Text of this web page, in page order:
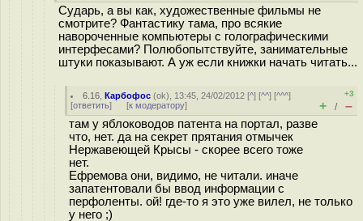
Сударь, а вы как, художественные фильмы не
смотрите? Фантастику тама, про всякие
навороченные компьютеры с голографическими
интерфесами? Полюбопытствуйте, занимательные
штуки показывают. А уж если книжки начать читать...
6.16 ,Карбофос (ok), 13:45, 24/02/2012 [^] [^^] [^^^]
[ответить] [к модератору]
+3
+ / –
там у яблоководов патента на портал, разве
что, нет. да на секрет прятания отмычек
Нержавеющей Крысы - скорее всего тоже
нет.
Ефремова они, видимо, не читали. иначе
запатентовали бы ввод информации с
перфоленты. ой! где-то я это уже вилел, не только
у него ;)